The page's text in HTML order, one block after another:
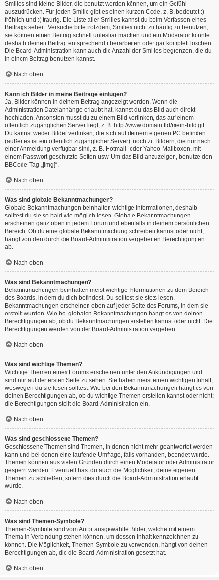
Smilies sind kleine Bilder, die benutzt werden können, um ein Gefühl
auszudrücken. Für jeden Smilie gibt es einen kurzen Code, z. B. bedeutet :)
fröhlich und :( traurig. Die Liste aller Smilies kannst du beim Verfassen eines
Beitrags sehen. Versuche bitte trotzdem, Smilies nicht zu häufig zu benutzen,
sie können einen Beitrag schnell unlesbar machen und ein Moderator könnte
deshalb deinen Beitrag entsprechend überarbeiten oder gar komplett löschen.
Die Board-Administration kann auch die Anzahl der Smilies begrenzen, die du
in einem Beitrag benutzen kannst.
Nach oben
Kann ich Bilder in meine Beiträge einfügen?
Ja, Bilder können in deinem Beitrag angezeigt werden. Wenn die
Administration Dateianhänge erlaubt hat, kannst du das Bild auch direkt
hochladen. Ansonsten musst du zu einem Bild verlinken, das auf einem
öffentlich zugänglichen Server liegt, z. B. http://www.domain.tld/mein-bild.gif.
Du kannst weder Bilder verlinken, die sich auf deinem eigenen PC befinden
(außer es ist ein öffentlich zugänglicher Server), noch zu Bildern, die nur nach
einer Anmeldung verfügbar sind, z. B. Hotmail- oder Yahoo-Mailboxen, mit
einem Passwort geschützte Seiten usw. Um das Bild anzuzeigen, benutze den
BBCode-Tag „[img]“.
Nach oben
Was sind globale Bekanntmachungen?
Globale Bekanntmachungen beinhalten wichtige Informationen, deshalb
solltest du sie so bald wie möglich lesen. Globale Bekanntmachungen
erscheinen ganz oben in jedem Forum und ebenfalls in deinem persönlichen
Bereich. Ob du eine globale Bekanntmachung schreiben kannst oder nicht,
hängt von den durch die Board-Administration vergebenen Berechtigungen
ab.
Nach oben
Was sind Bekanntmachungen?
Bekanntmachungen beinhalten meist wichtige Informationen zu dem Bereich
des Boards, in dem du dich befindest. Du solltest sie stets lesen.
Bekanntmachungen erscheinen oben auf jeder Seite des Forums, in dem sie
erstellt wurden. Wie bei globalen Bekanntmachungen hängt es von deinen
Berechtigungen ab, ob du Bekanntmachungen erstellen kannst oder nicht. Die
Berechtigungen werden von der Board-Administration vergeben.
Nach oben
Was sind wichtige Themen?
Wichtige Themen eines Forums erscheinen unter den Ankündigungen und
sind nur auf der ersten Seite zu sehen. Sie haben meist einen wichtigen Inhalt,
weswegen du sie lesen solltest. Wie bei den Bekanntmachungen hängt es von
deinen Berechtigungen ab, ob du wichtige Themen erstellen kannst oder nicht;
die Berechtigungen stellt die Board-Administration ein.
Nach oben
Was sind geschlossene Themen?
Geschlossene Themen sind Themen, in denen nicht mehr geantwortet werden
kann und bei denen eine laufende Umfrage, falls vorhanden, beendet wurde.
Themen können aus vielen Gründen durch einen Moderator oder Administrator
gesperrt werden. Eventuell hast du auch die Möglichkeit, deine eigenen
Themen zu schließen, sofern dies durch die Board-Administration erlaubt
wurde.
Nach oben
Was sind Themen-Symbole?
Themen-Symbole sind vom Autor ausgewählte Bilder, welche mit einem
Thema in Verbindung stehen können, um dessen Inhalt kennzeichnen zu
können. Die Möglichkeit, Themen-Symbole zu verwenden, hängt von deinen
Berechtigungen ab, die die Board-Administration gesetzt hat.
Nach oben